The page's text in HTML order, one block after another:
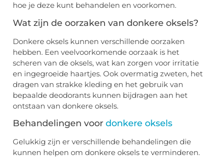
hoe je deze kunt behandelen en voorkomen.
Wat zijn de oorzaken van donkere oksels?
Donkere oksels kunnen verschillende oorzaken
hebben. Een veelvoorkomende oorzaak is het
scheren van de oksels, wat kan zorgen voor irritatie
en ingegroeide haartjes. Ook overmatig zweten, het
dragen van strakke kleding en het gebruik van
bepaalde deodorants kunnen bijdragen aan het
ontstaan van donkere oksels.
Behandelingen voor donkere oksels
Gelukkig zijn er verschillende behandelingen die
kunnen helpen om donkere oksels te verminderen.